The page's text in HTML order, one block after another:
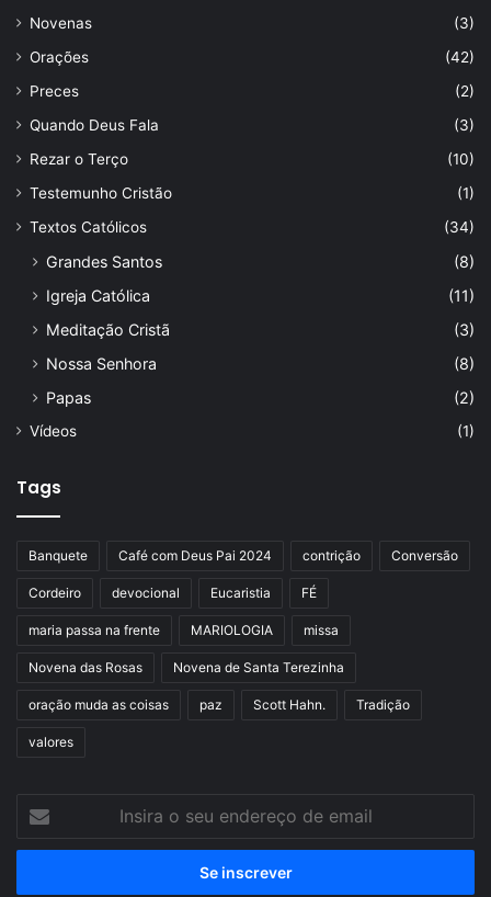
Novenas
(3)
Orações
(42)
Preces
(2)
Quando Deus Fala
(3)
Rezar o Terço
(10)
Testemunho Cristão
(1)
Textos Católicos
(34)
Grandes Santos
(8)
Igreja Católica
(11)
Meditação Cristã
(3)
Nossa Senhora
(8)
Papas
(2)
Vídeos (1)
Tags
Banquete Café com Deus Pai 2024 contrição Conversão
Cordeiro devocional Eucaristia FÉ
maria passa na frente MARIOLOGIA missa
Novena das Rosas Novena de Santa Terezinha
oração muda as coisas paz Scott Hahn. Tradição
valores
seu